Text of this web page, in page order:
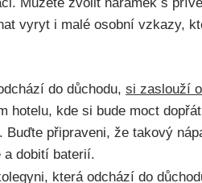
vyryt i malé osobní vzkazy,
do důchodu, si zaslouží
hotelu, kde si bude moct
připraveni, že takový
dobití baterií.